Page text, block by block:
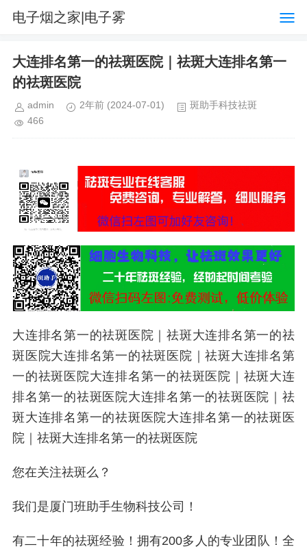
电子烟之家|电子雾
化器品牌购物排行榜网
站
大连排名第一的祛斑医院｜祛斑大连排名第一
的祛斑医院
admin 2年前 (2024-07-01)
斑助手科技祛斑
466
大连排名第一的祛斑医院｜祛斑大连排名第一的祛
斑医院大连排名第一的祛斑医院｜祛斑大连排名第
一的祛斑医院大连排名第一的祛斑医院｜祛斑大连
排名第一的祛斑医院大连排名第一的祛斑医院｜祛
斑大连排名第一的祛斑医院大连排名第一的祛斑医
院｜祛斑大连排名第一的祛斑医院
您在关注祛斑么？
我们是厦门班助手生物科技公司！
有二十年的祛斑经验！拥有200多人的专业团队！全